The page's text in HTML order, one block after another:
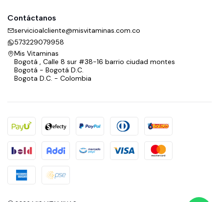
Contáctanos
servicioalcliente@misvitaminas.com.co
573229079958
Mis Vitaminas
Bogotá , Calle 8 sur #38-16 barrio ciudad montes
Bogotá - Bogotá D.C.
Bogota D.C. - Colombia